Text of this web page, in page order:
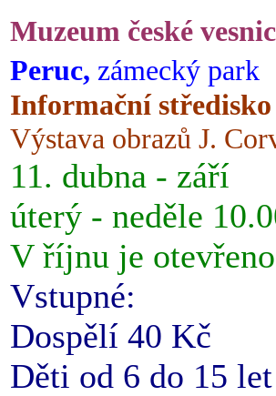
Muzeum české
Peruc, zámecký park
Informační středisko
Výstava obrazů J.
11. dubna - září
úterý - neděle
V říjnu je
Vstupné:
Dospělí 40 Kč
Děti od 6 do 15